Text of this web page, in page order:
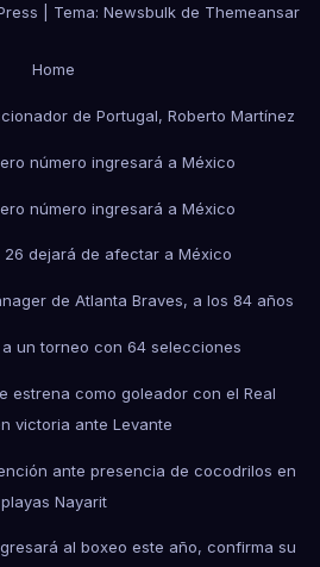
Tema: Newsbulkde Themeansar
Home
de Portugal, Roberto Martínez
número ingresará a México
número ingresará a México
26 dejará de afectar a México
de Atlanta Braves, a los 84 años
a un torneo con 64 selecciones
estrena como goleador con el Real
victoria ante Levante
ante presencia de cocodrilos en
playas Nayarit
al boxeo este año, confirma su